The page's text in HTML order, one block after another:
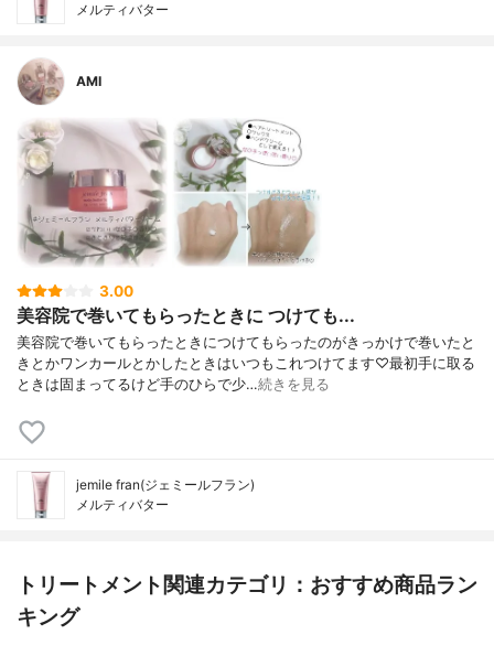
メルティバター
AMI
3.00
美容院で巻いてもらったときに つけても...
美容院で巻いてもらったときにつけてもらったのがきっかけで巻いたと
きとかワンカールとかしたときはいつもこれつけてます♡最初手に取る
ときは固まってるけど手のひらで少…続きを見る
jemile fran(ジェミールフラン)
メルティバター
トリートメント関連カテゴリ：おすすめ商品ラン
キング